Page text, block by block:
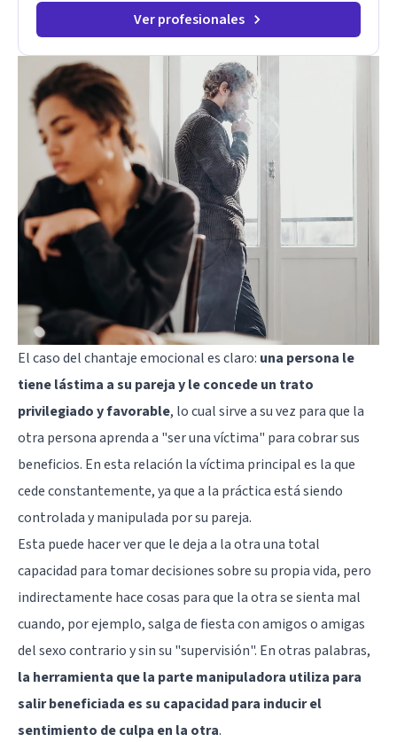
Ver profesionales
El caso del chantaje emocional es claro: una persona le
tiene lástima a su pareja y le concede un trato
privilegiado y favorable, lo cual sirve a su vez para que la
otra persona aprenda a "ser una víctima" para cobrar sus
beneficios. En esta relación la víctima principal es la que
cede constantemente, ya que a la práctica está siendo
controlada y manipulada por su pareja.
Esta puede hacer ver que le deja a la otra una total
capacidad para tomar decisiones sobre su propia vida, pero
indirectamente hace cosas para que la otra se sienta mal
cuando, por ejemplo, salga de fiesta con amigos o amigas
del sexo contrario y sin su "supervisión". En otras palabras,
la herramienta que la parte manipuladora utiliza para
salir beneficiada es su capacidad para inducir el
sentimiento de culpa en la otra.